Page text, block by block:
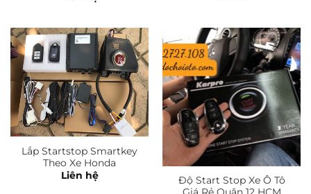
Lắp Startstop Smartkey
Theo Xe Honda
Liên hệ
Độ Start Stop Xe Ô Tô